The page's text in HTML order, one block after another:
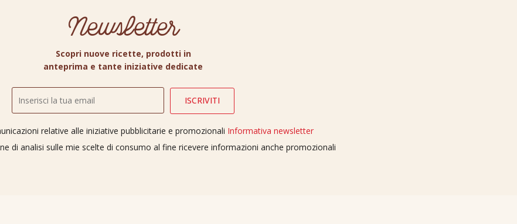
Newsletter
Scopri nuove ricette, prodotti in
anteprima e tante iniziative dedicate
relative alle iniziative pubblicitarie e promozionali Informativa newsletter
di analisi sulle mie scelte di consumo al fine ricevere informazioni anche promozionali